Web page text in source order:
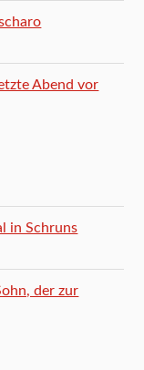
Abend vor
in Schruns
der zur